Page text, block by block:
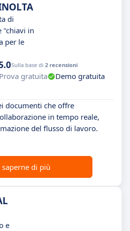
di
"chiavi in
per le
Sulla base di 2 recensioni
Prova gratuita
Demo gratuita
documenti che offre
in tempo reale,
del flusso di lavoro.
saperne di più
e